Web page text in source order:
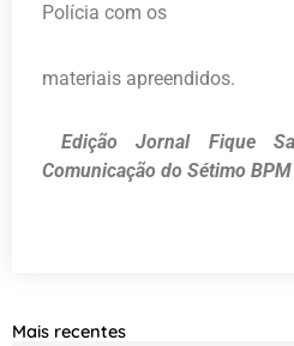
Polícia com os
materiais apreendidos.
Edição Jornal Fique
Comunicação do Sétimo BPM
Mais recentes